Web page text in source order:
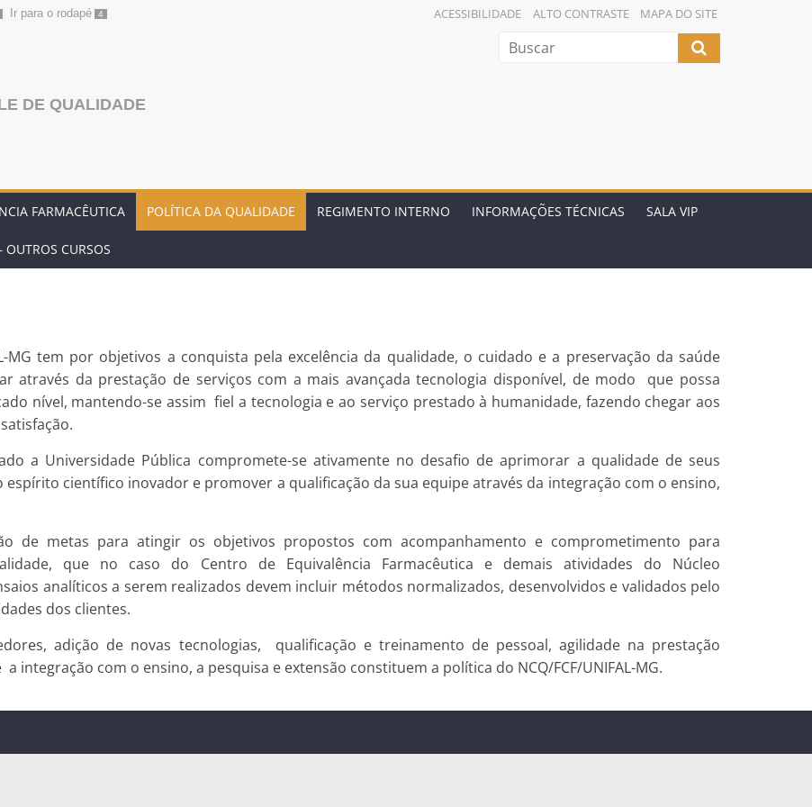
Ir para o rodapé 4 ACESSIBILIDADE ALTO CONTRASTE MAPA DO SITE
DE QUALIDADE
FARMACÊUTICA POLÍTICA DA QUALIDADE REGIMENTO INTERNO INFORMAÇÕES TÉCNICAS SALA VIP
OUTROS CURSOS
MG tem por objetivos a conquista pela excelência da qualidade, o cuidado e a preservação da saúde
através da prestação de serviços com a mais avançada tecnologia disponível, de modo que possa
nível, mantendo-se assim fiel a tecnologia e ao serviço prestado à humanidade, fazendo chegar aos
a Universidade Pública compromete-se ativamente no desafio de aprimorar a qualidade de seus
científico inovador e promover a qualificação da sua equipe através da integração com o ensino,
de metas para atingir os objetivos propostos com acompanhamento e comprometimento para
que no caso do Centro de Equivalência Farmacêutica e demais atividades do Núcleo
analíticos a serem realizados devem incluir métodos normalizados, desenvolvidos e validados pelo
dos clientes.
adição de novas tecnologias, qualificação e treinamento de pessoal, agilidade na prestação
integração com o ensino, a pesquisa e extensão constituem a política do NCQ/FCF/UNIFAL-MG.